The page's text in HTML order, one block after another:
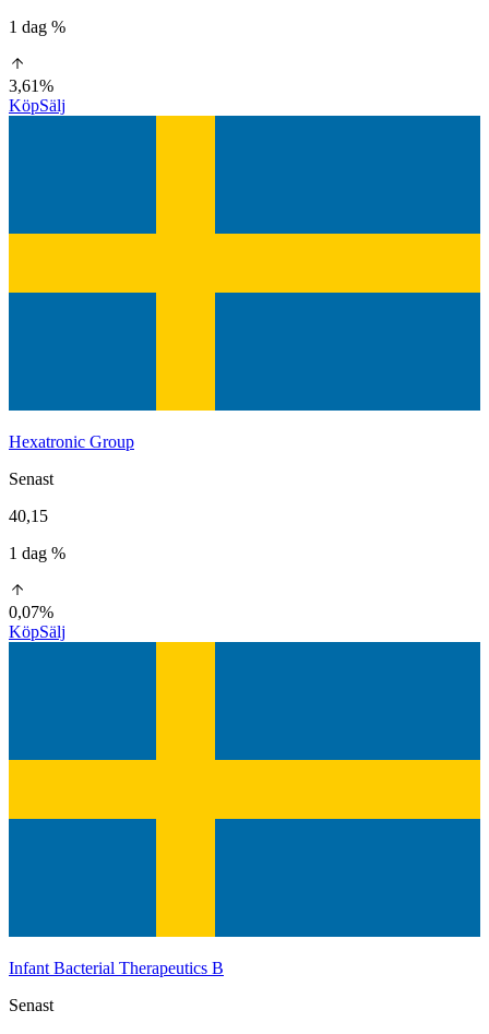
1 dag %
3,61%
KöpSälj
Hexatronic Group
Senast
40,15
1 dag %
0,07%
KöpSälj
Infant Bacterial Therapeutics B
Senast